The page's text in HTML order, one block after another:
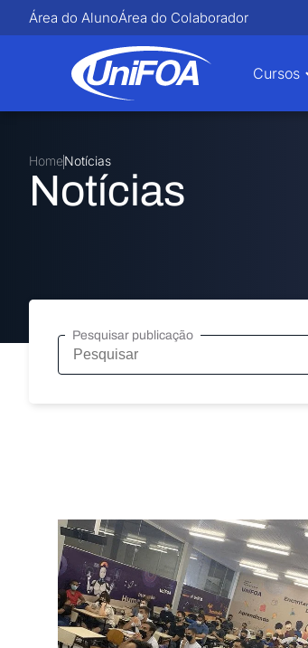
Área do AlunoÁrea do Colaborador
Cursos
HomeNotícias
Notícias
Pesquisar publicação
Pesquisar
publicação